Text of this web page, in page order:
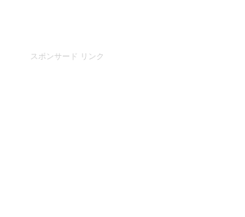
スポンサード リンク